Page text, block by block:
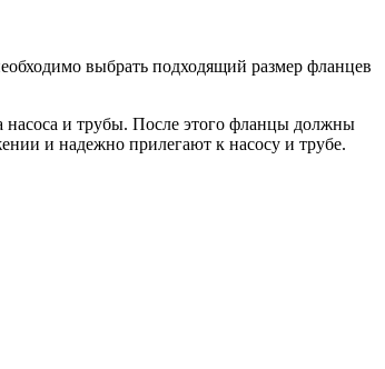
выбрать подходящий размер фланцев
насоса и трубы. После этого фланцы должны
и надежно прилегают к насосу и трубе.